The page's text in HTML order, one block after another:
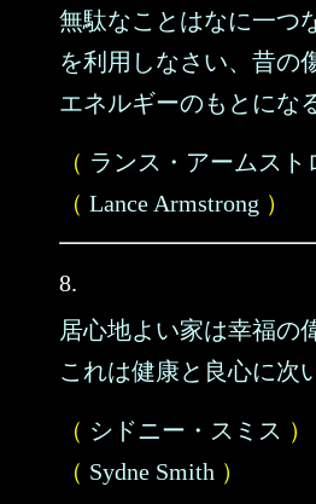
無駄なことはなに一つ
を利用しなさい、昔の
エネルギーのもとにな
（ ランス・アームスト
（ Lance Armstrong ）
8.
居心地よい家は幸福の
これは健康と良心に次
（ シドニー・スミス ）
（ Sydne Smith ）